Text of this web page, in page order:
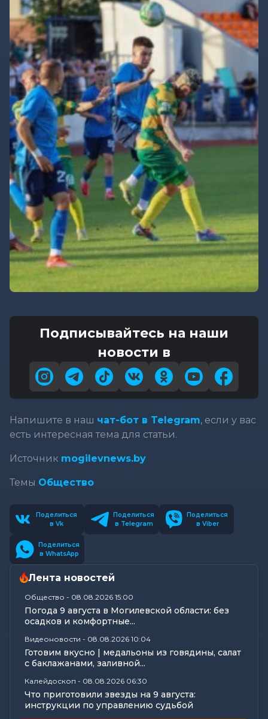
Подписывайтесь на наши
новости в
Напишите в наш чат-бот в Telegram, если у вас
есть интересная тема для статьи.
Источник mogilevnews.by
Темы Общество
Поделиться
в Vk
Поделиться
в Telegram
Поделиться
в Viber
Поделиться
в WhatsApp
Лента новостей
Общество - 08.08.2026 15:00
Погода 9 августа в Могилевской области: без
осадков и комфортные...
Видеоновости - 08.08.2026 10:04
Готовим вкусно | медальоны из говядины, салат
с баклажанами, заливной...
Калейдоскоп - 08.08.2026 06:30
Что приготовили звезды на 9 августа:
инструкции по управлению судьбой